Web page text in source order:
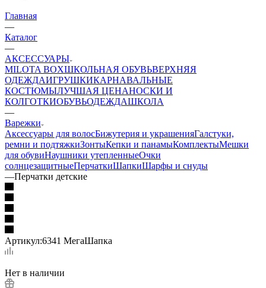
Главная
—
Каталог
—
АКСЕССУАРЫ
MILOTA BOXШКОЛЬНАЯ ОБУВЬВЕРХНЯЯ
ОДЕЖДАИГРУШКИКАРНАВАЛЬНЫЕ
КОСТЮМЫЛУЧШАЯ ЦЕНАНОСКИ И
КОЛГОТКИОБУВЬОДЕЖДАШКОЛА
—
Варежки
Аксессуары для волосБижутерия и украшенияГалстуки,
ремни и подтяжкиЗонтыКепки и панамыКомплектыМешки
для обувиНаушники утепленныеОчки
солнцезащитныеПерчаткиШапкиШарфы и снуды
—Перчатки детские
Артикул:6341 МегаШапка
Нет в наличии